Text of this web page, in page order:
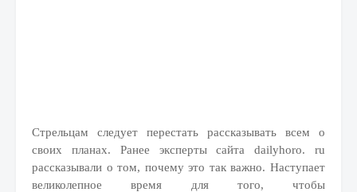
Стрельцам следует перестать рассказывать всем о
своих планах. Ранее эксперты сайта dailyhoro. ru
рассказывали о том, почему это так важно. Наступает
великолепное время для того, чтобы